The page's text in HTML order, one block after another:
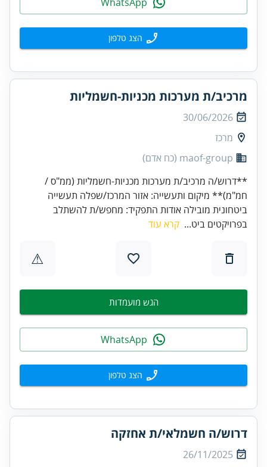
הצג טלפון
מרכיב/ת מערכות מכניות-חשמליות
30/06/2026
מרכז
maof-group (כח אדם)
**דרוש/ה מרכיב/ת מערכות מכניות-חשמליות (ממ"ס /
חמ"מ)** מיקום ותעשייה: אזור המרכז/שפלה תעשייה
ביטחונית מובילה אודות התפקיד: מחפש/ת להשתלב
בפרויקטים ביט... קרא עוד
⚠
הגש מועמדות
הצג טלפון
דרוש/ה חשמלאי/ת אחזקה
26/11/2025